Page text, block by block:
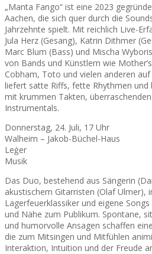
„Manta Fango“ ist eine 2023
Aachen, die sich quer durch die
Jahrzehnte spielt. Mit reichlich Live-
Jula Herz (Gesang), Katrin Dithmer
Marc Blum (Bass) und Mischa
von Bands und Künstlern wie
Cobham, Toto und vielen anderen
liefert satte Riffs, fette Rhythmen und
mit krummen Takten,
Instrumentals.
Donnerstag, 24. Juli, 17 Uhr
Walheim – Jakob-Büchel-Haus
Leģer
Musik
Das Duo, bestehend aus Sängerin
akustischem Gitarristen (Olaf Ulmer),
Lagerfeuerklassiker und eigene
und Nähe zum Publikum. Spontane,
und humorvolle Ansagen schaffen
die zum Mitsingen und Mitfühlen
Interaktion, Intuition und der Freude